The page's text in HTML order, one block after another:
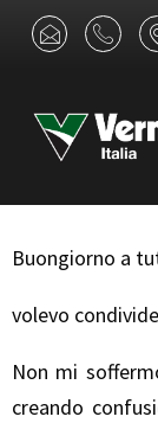
contenuto
I
c
e
n
v
l
e
I
c
p
h
o
e
a
l
r
Buongiorno a
volevo
Non mi
creando